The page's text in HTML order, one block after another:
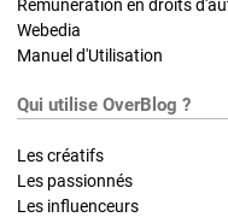
Rémunération en droits
Webedia
Manuel d'Utilisation
Qui utilise OverBlog ?
Les créatifs
Les passionnés
Les influenceurs